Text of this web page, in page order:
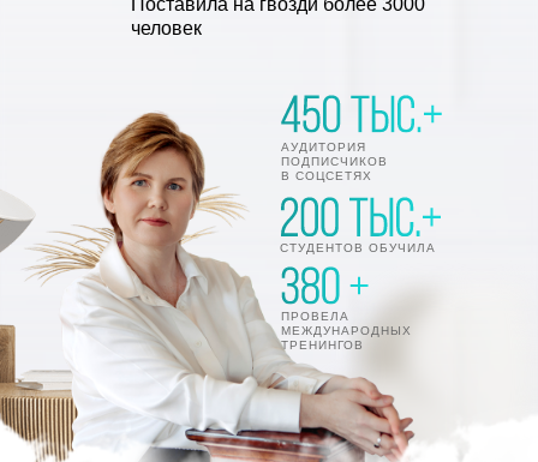
Поставила на гвозди более 3000
человек
АУДИТОРИЯ
ПОДПИСЧИКОВ
В СОЦСЕТЯХ
СТУДЕНТОВ ОБУЧИЛА
ПРОВЕЛА
МЕЖДУНАРОДНЫХ
ТРЕНИНГОВ